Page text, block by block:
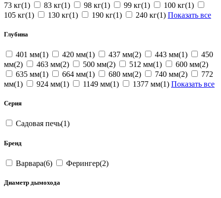
73 кг(1)
83 кг(1) 98 кг(1) 99 кг(1)
100 кг(1)
105 кг(1)
130 кг(1) 190 кг(1) 240 кг(1) Показать все
Глубина
401 мм(1) 420 мм(1) 437 мм(2) 443 мм(1)
450
мм(2)
463 мм(2) 500 мм(2) 512 мм(1)
600 мм(2)
635 мм(1)
664 мм(1) 680 мм(2) 740 мм(2)
772
мм(1)
924 мм(1) 1149 мм(1) 1377 мм(1) Показать все
Серия
Садовая печь(1)
Бренд
Варвара(6) Ферингер(2)
Диаметр дымохода